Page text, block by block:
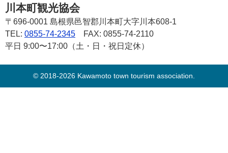
川本町観光協会
〒696-0001 島根県邑智郡川本町大字川本608-1
TEL: 0855-74-2345
FAX: 0855-74-2110
平日 9:00〜17:00（土・日・祝日定休）
© 2018-2026 Kawamoto town tourism association.